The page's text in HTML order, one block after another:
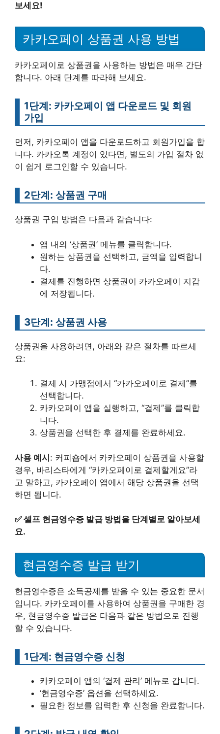
보세요!
카카오페이 상품권 사용 방법
카카오페이로 상품권을 사용하는 방법은 매우 간단
합니다. 아래 단계를 따라해 보세요.
1단계: 카카오페이 앱 다운로드 및 회원
가입
먼저, 카카오페이 앱을 다운로드하고 회원가입을 합
니다. 카카오톡 계정이 있다면, 별도의 가입 절차 없
이 쉽게 로그인할 수 있습니다.
2단계: 상품권 구매
상품권 구입 방법은 다음과 같습니다:
앱 내의 ‘상품권’ 메뉴를 클릭합니다.
원하는 상품권을 선택하고, 금액을 입력합니
다.
결제를 진행하면 상품권이 카카오페이 지갑
에 저장됩니다.
3단계: 상품권 사용
상품권을 사용하려면, 아래와 같은 절차를 따르세
요:
결제 시 가맹점에서 “카카오페이로 결제”를
선택합니다.
카카오페이 앱을 실행하고, “결제”를 클릭합
니다.
상품권을 선택한 후 결제를 완료하세요.
사용 예시: 커피숍에서 카카오페이 상품권을 사용할
경우, 바리스타에게 “카카오페이로 결제할게요”라
고 말하고, 카카오페이 앱에서 해당 상품권을 선택
하면 됩니다.
✅셀프 현금영수증 발급 방법을 단계별로 알아보세
요.
현금영수증 발급 받기
현금영수증은 소득공제를 받을 수 있는 중요한 문서
입니다. 카카오페이를 사용하여 상품권을 구매한 경
우, 현금영수증 발급은 다음과 같은 방법으로 진행
할 수 있습니다.
1단계: 현금영수증 신청
카카오페이 앱의 ‘결제 관리’ 메뉴로 갑니다.
‘현금영수증’ 옵션을 선택하세요.
필요한 정보를 입력한 후 신청을 완료합니다.